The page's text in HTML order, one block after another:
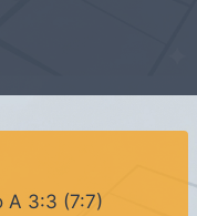
A 3:3 (7:7)